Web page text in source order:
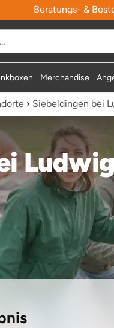
Beratungs- &
Merchandise
› Siebeldingen bei